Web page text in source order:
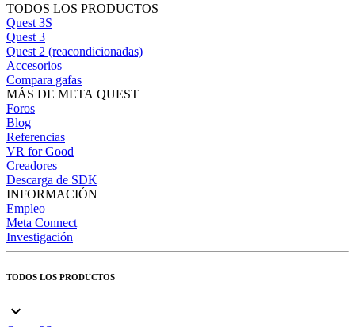
TODOS LOS PRODUCTOS
Quest 3S
Quest 3
Quest 2 (reacondicionadas)
Accesorios
Compara gafas
MÁS DE META QUEST
Foros
Blog
Referencias
VR for Good
Creadores
Descarga de SDK
INFORMACIÓN
Empleo
Meta Connect
Investigación
TODOS LOS PRODUCTOS